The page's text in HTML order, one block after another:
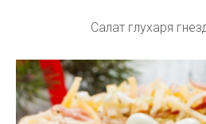
Салат глухаря